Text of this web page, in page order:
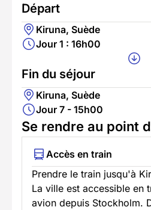
Départ
Kiruna, Suède
Jour 1 : 16h00
Fin du séjour
Kiruna, Suède
Jour 7 - 15h00
Se rendre au point
Accès en train
Prendre le train jusqu'à
La ville est accessible en
avion depuis Stockholm.